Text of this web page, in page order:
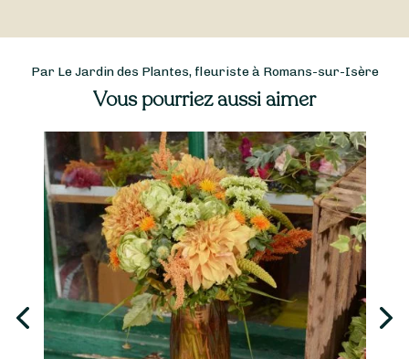
Par Le Jardin des Plantes, fleuriste à Romans-sur-Isère
Vous pourriez aussi aimer